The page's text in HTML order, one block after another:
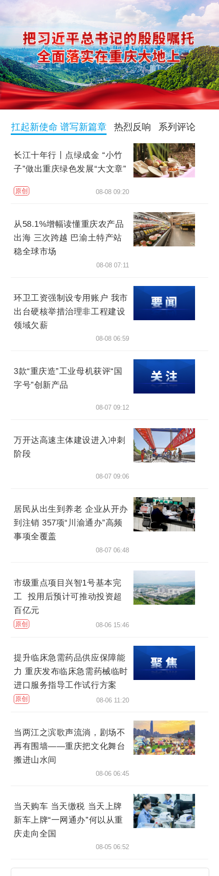
扛起新使命 谱写新篇章 热烈反响 系列评论
长江十年行丨点绿成金 “小竹
子”做出重庆绿色发展“大文章”
原创 08-08 09:20
从58.1%增幅读懂重庆农产品
出海 三次跨越 巴渝土特产站
稳全球市场
08-08 07:11
环卫工资强制设专用账户 我市
出台硬核举措治理非工程建设
领域欠薪
08-08 06:59
3款“重庆造”工业母机获评“国
字号”创新产品
08-07 09:12
万开达高速主体建设进入冲刺
阶段
08-07 09:06
居民从出生到养老 企业从开办
到注销 357项“川渝通办”高频
事项全覆盖
08-07 06:48
市级重点项目兴智1号基本完
工 投用后预计可推动投资超
百亿元
原创 08-06 15:46
提升临床急需药品供应保障能
力 重庆发布临床急需药械临时
进口服务指导工作试行方案
原创 08-06 11:20
当两江之滨歌声流淌，剧场不
再有围墙——重庆把文化舞台
搬进山水间
08-06 06:45
当天购车 当天缴税 当天上牌
新车上牌“一网通办”何以从重
庆走向全国
08-05 06:52